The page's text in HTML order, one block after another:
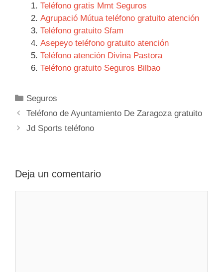
Teléfono gratis Mmt Seguros
Agrupació Mútua teléfono gratuito atención
Teléfono gratuito Sfam
Asepeyo teléfono gratuito atención
Teléfono atención Divina Pastora
Teléfono gratuito Seguros Bilbao
Categorías
Seguros
Navegación
de
Teléfono de Ayuntamiento De Zaragoza gratuito
Jd Sports teléfono
Deja un comentario